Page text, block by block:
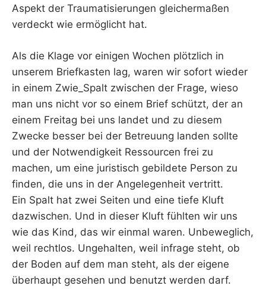
Aspekt der Traumatisierungen gleichermaßen
verdeckt wie ermöglicht hat.
Als die Klage vor einigen Wochen plötzlich in
unserem Briefkasten lag, waren wir sofort wieder
in einem Zwie_Spalt zwischen der Frage, wieso
man uns nicht vor so einem Brief schützt, der an
einem Freitag bei uns landet und zu diesem
Zwecke besser bei der Betreuung landen sollte
und der Notwendigkeit Ressourcen frei zu
machen, um eine juristisch gebildete Person zu
finden, die uns in der Angelegenheit vertritt.
Ein Spalt hat zwei Seiten und eine tiefe Kluft
dazwischen. Und in dieser Kluft fühlten wir uns
wie das Kind, das wir einmal waren. Unbeweglich,
weil rechtlos. Ungehalten, weil infrage steht, ob
der Boden auf dem man steht, als der eigene
überhaupt gesehen und benutzt werden darf.